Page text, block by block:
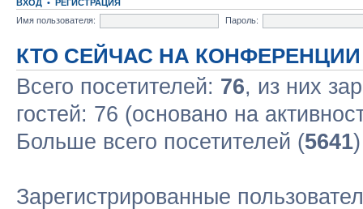
ВХОД • РЕГИСТРАЦИЯ
Имя пользователя:
Пароль:
КТО СЕЙЧАС НА КОНФЕРЕНЦИИ
Всего посетителей: 76, из них
гостей: 76 (основано на
Больше всего посетителей (5641
Зарегистрированные